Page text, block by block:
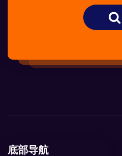
底部导航